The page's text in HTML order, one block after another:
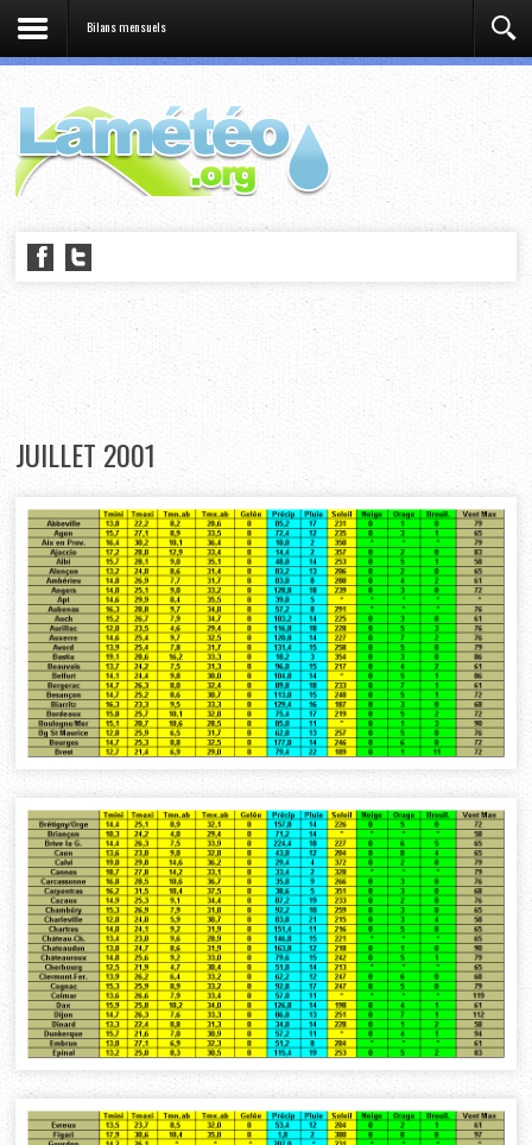
Bilans mensuels
JUILLET 2001